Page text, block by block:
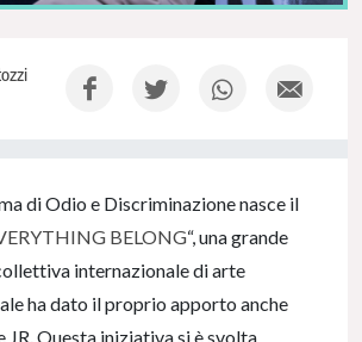
di Odio e Discriminazione nasce il
BELONG“, una grande
internazionale di arte
ha dato il proprio apporto anche
JR. Questa iniziativa si è svolta